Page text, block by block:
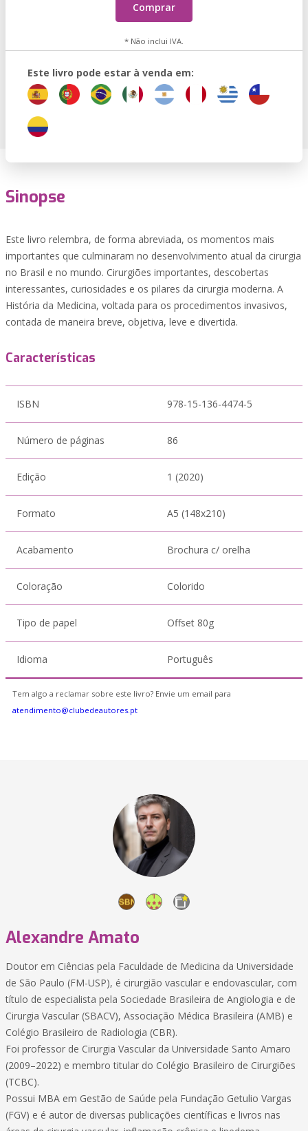
Comprar
* Não inclui IVA.
Este livro pode estar à venda em:
Sinopse
Este livro relembra, de forma abreviada, os momentos mais
importantes que culminaram no desenvolvimento atual da cirurgia
no Brasil e no mundo. Cirurgiões importantes, descobertas
interessantes, curiosidades e os pilares da cirurgia moderna. A
História da Medicina, voltada para os procedimentos invasivos,
contada de maneira breve, objetiva, leve e divertida.
Características
ISBN 978-15-136-4474-5
Número de páginas 86
Edição 1 (2020)
Formato A5 (148x210)
Acabamento Brochura c/ orelha
Coloração Colorido
Tipo de papel Offset 80g
Idioma Português
Tem algo a reclamar sobre este livro? Envie um email para
atendimento@clubedeautores.pt
Alexandre Amato
Doutor em Ciências pela Faculdade de Medicina da Universidade
de São Paulo (FM-USP), é cirurgião vascular e endovascular, com
título de especialista pela Sociedade Brasileira de Angiologia e de
Cirurgia Vascular (SBACV), Associação Médica Brasileira (AMB) e
Colégio Brasileiro de Radiologia (CBR).
Foi professor de Cirurgia Vascular da Universidade Santo Amaro
(2009–2022) e membro titular do Colégio Brasileiro de Cirurgiões
(TCBC).
Possui MBA em Gestão de Saúde pela Fundação Getulio Vargas
(FGV) e é autor de diversas publicações científicas e livros nas